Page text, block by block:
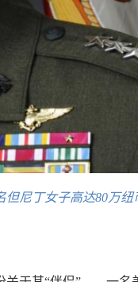
但尼丁女子高达80万纽